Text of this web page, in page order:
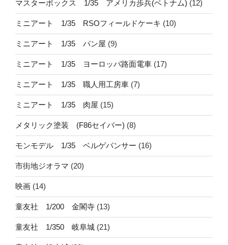
マスターボックス 1/35 アメリカ歩兵(ベトナム) (12)
ミニアート 1/35 RSOフィールドケーキ (10)
ミニアート 1/35 パン屋 (9)
ミニアート 1/35 ヨーロッパ路面電車 (17)
ミニアート 1/35 職人用工房車 (7)
ミニアート 1/35 肉屋 (15)
メタリック塗装 (F86セイバー) (8)
モンモデル 1/35 ベルゲパンサー (16)
市街地ジオラマ (20)
映画 (14)
童友社 1/200 金閣寺 (13)
童友社 1/350 岐阜城 (21)